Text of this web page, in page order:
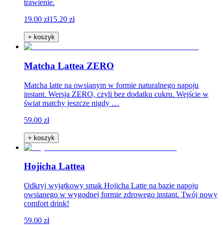
trawienie.
19.00 zł15.20 zł
+ koszyk
Matcha Lattea ZERO
Matcha latte na owsianym w formie naturalnego napoju
instant. Wersja ZERO, czyli bez dodatku cukru. Wejście w
świat matchy jeszcze nigdy …
59.00 zł
+ koszyk
Hojicha Lattea
Odkryj wyjątkowy smak Hojicha Latte na bazie napoju
owsianego w wygodnej formie zdrowego instant. Twój nowy
comfort drink!
59.00 zł